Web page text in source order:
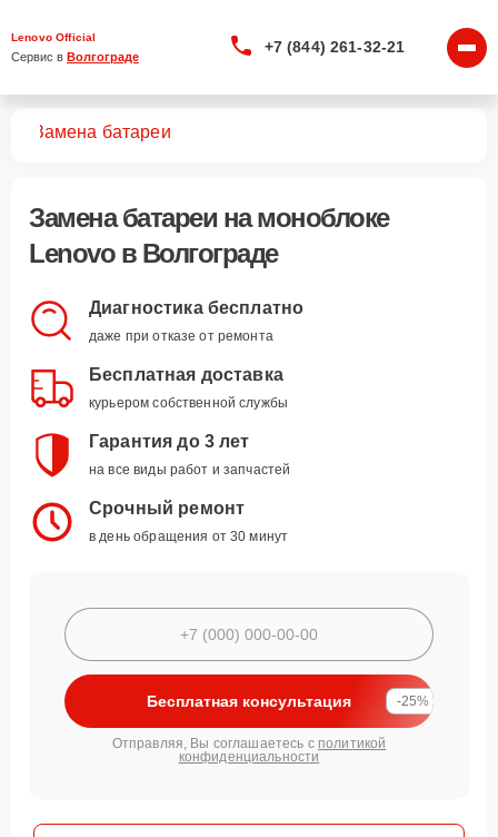
Lenovo Official
Сервис в Волгограде
+7 (844) 261-32-21
Замена батареи
Замена батареи на моноблоке
Lenovo в Волгограде
Диагностика бесплатно
даже при отказе от ремонта
Бесплатная доставка
курьером собственной службы
Гарантия до 3 лет
на все виды работ и запчастей
Срочный ремонт
в день обращения от 30 минут
Бесплатная консультация -25%
Отправляя, Вы соглашаетесь с политикой
конфиденциальности